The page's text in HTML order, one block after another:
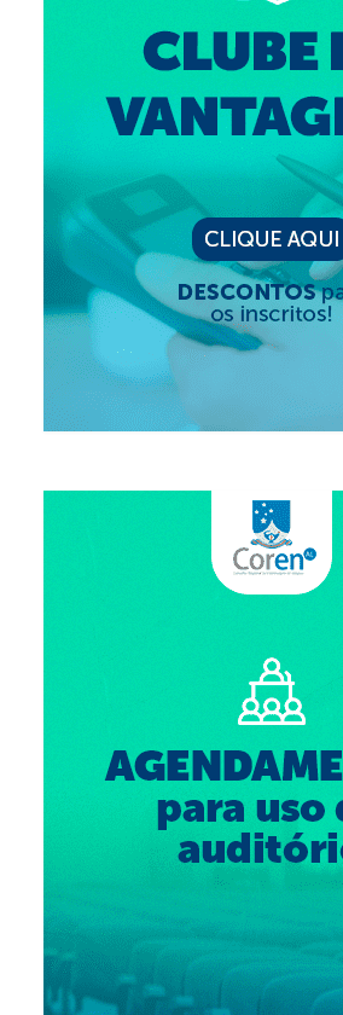
Legislações
Portarias
Resoluções
Desagravo Público
Processos Éticos
Censura Pública
Suspensão do Exercício
Para Você
Clube de Vantagens
Valores dos serviços
Contatos
Fale Conosco